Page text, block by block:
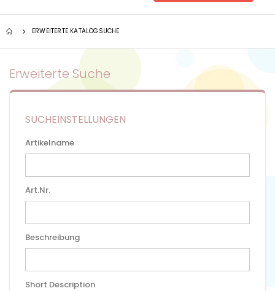
ERWEITERTE KATALOGSUCHE
Erweiterte Suche
SUCHEINSTELLUNGEN
Artikelname
Art.Nr.
Beschreibung
Short Description